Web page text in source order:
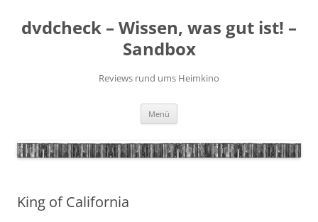
springen
dvdcheck – Wissen, was gut ist! –
Sandbox
Reviews rund ums Heimkino
Menü
King of California